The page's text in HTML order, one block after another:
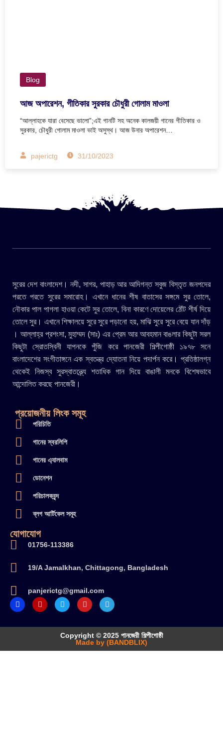
Blog
আজ অপারেশন, গীতিকার সুরকার চৌধুরী গোলাম মাওলা
“আল্লাহকে যারা বেসেছে ভালো”;এই গানটি সহ অনেক কালজয়ী গানের গীতিকার ও
সুরকার, চৌধুরী গোলাম মাওলা ভাই অসুস্থ। আজ উনার অপারেশন…
pajerictg 31/10/2023
সুরের দেশ বাংলাদেশ। নদী, সাগর, পাহাড় আর আদিগন্ত সবুজ বিস্তৃত জনপদের
পরতে পরতে সুরের সমারোহ। এখানে ধানের শীষ বাতাসের সঙ্গমে সুর তোলে,
নৌকার পাল পাগলা হাওয়া কেটে সুর তোলে, বিনা কারণে দোয়েলের ঠোঁট শীর্ষ দিয়ে
তোলে সুর। এখানে শিক্ষালয়ে সুরে সুরে পড়ানো হয়, মাঝি সুরে সুরে বেয়ে যান দাঁড়
। আল্লাহ্র প্রশংসা, মুহাম্মদ (সাঃ) এর প্রেম আর আবহমান বাঙলার কিছুটা সরল
কিছুটা স্রোতস্বিনী যাপনকে পুঁজি করে পানজেরী শিল্পীগোষ্ঠী ১৯৭৮ সনে
বাংলাদেশের সংগীতাঙ্গনে এক স্বতন্ত্র দ্যোতনা নিয়ে পদার্পন করে। প্রতিষ্ঠালগ্ন
থেকেই নিজস্ব সুরস্বাতন্ত্র্যে শতাধিক গান দিয়ে বাঙালী মনকে বিশেষভাবে
আন্দোলিত করছে পানজেরী।
প্রয়োজনীয় লিংক সমূহ
পরিচিতি
গানের স্বরলিপি
গানের এ্যালবাম
ডোনেশন
পরিচালকবৃন্দ
ব্লগ আর্টিকেল সমূহ
যোগাযোগ
01756-113386
19/A Jamalkhan, Chittagong, Bangladesh
panjerictg@gmail.com
Copyright © 2025 পানজেরী শিল্পীগোষ্ঠী
Made by (BANDBLIX)